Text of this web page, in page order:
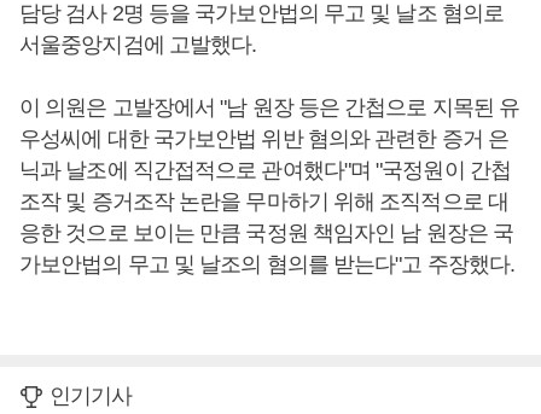
담당 검사 2명 등을 국가보안법의 무고 및 날조 혐의로
서울중앙지검에 고발했다.
이 의원은 고발장에서 "남 원장 등은 간첩으로 지목된 유
우성씨에 대한 국가보안법 위반 혐의와 관련한 증거 은
닉과 날조에 직간접적으로 관여했다"며 "국정원이 간첩
조작 및 증거조작 논란을 무마하기 위해 조직적으로 대
응한 것으로 보이는 만큼 국정원 책임자인 남 원장은 국
가보안법의 무고 및 날조의 혐의를 받는다"고 주장했다.
인기기사